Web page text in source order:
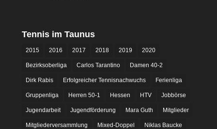
Tennis im Taunus
2015 2016 2017 2018 2019 2020
Bezirksoberliga Carlos Tarantino Damen 40-2
Dirk Rabis Erfolgreicher Tennisnachwuchs Ferienliga
Gruppenliga Herren 50-1 Hessen HTV Jobbörse
Jugendarbeit Jugendförderung Mara Guth Mitglieder
Mitgliederversammlung Mixed-Doppel Niklas Baucke